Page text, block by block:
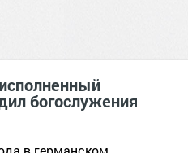
богослужения